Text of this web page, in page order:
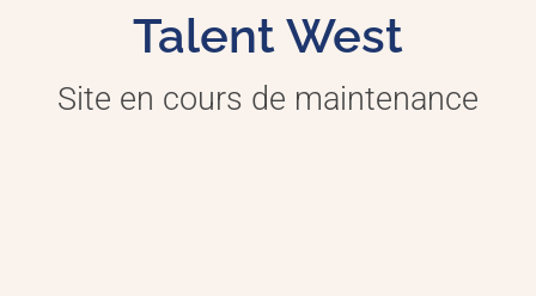
Talent West
Site en cours de maintenance